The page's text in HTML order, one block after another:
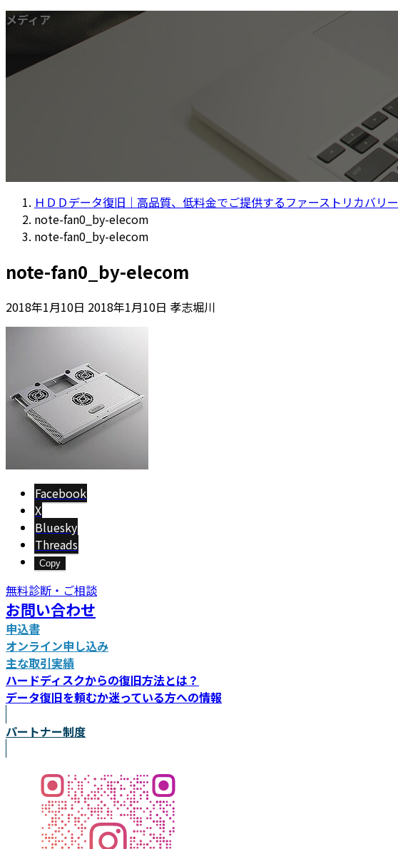
メディア
ＨＤＤデータ復旧｜高品質、低料金でご提供するファーストリカバリー
note-fan0_by-elecom
note-fan0_by-elecom
note-fan0_by-elecom
2018年1月10日 最
終
新
日
時
:
2018年1月10日 孝志堀川
Facebook
X
Bluesky
Threads
Copy
無料診断・ご相談
お問い合わせ
申込書
オンライン申し込み
主な取引実績
ハードディスクからの復旧方法とは？
データ復旧を頼むか迷っている方への情報
パートナー制度